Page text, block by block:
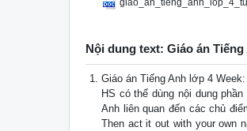
Nội dung text: Giáo án
Giáo án Tiếng Anh lớp 4
HS có thể dùng nội dung
Anh liên quan đến các chủ
Then act it out with your own